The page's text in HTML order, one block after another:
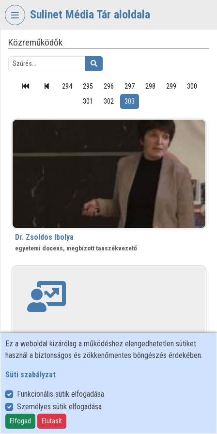
Fejléc kihagyása
Sulinet Média Tár aloldala
VIDEOTORIUM
SULINET
MÉDIA
Intézményi felfedezés
Kategóriák
Közreműködők
Közreműködők
294 295 296 297 298 299
300
301
302 303
Dr. Zsoldos Ibolya
egyetemi docens, megbízott tanszékvezető
főiskolai tanár
Ez a weboldal kizárólag a működéshez elengedhetetlen sütiket
használ a biztonságos és zökkenőmentes böngészés érdekében.
Süti szabályzat
Funkcionális sütik elfogadása
Személyes sütik elfogadása
Elfogad Elutasít